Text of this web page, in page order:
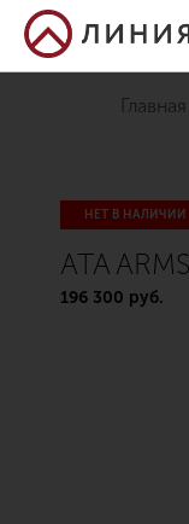
Главная
НЕТ В НАЛИЧИИ
ATA
196 300 руб.